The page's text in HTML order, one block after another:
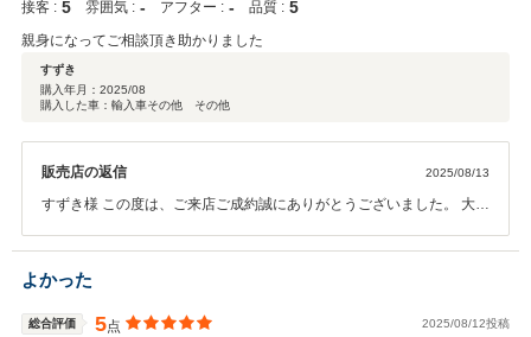
接客 : 5 雰囲気 : ‐ アフター : ‐ 品質 : 5
親身になってご相談頂き助かりました
すずき
購入年月： 2025/08
購入した車：輸入車その他 その他
販売店の返信 2025/08/13
すずき様 この度は、ご来店ご成約誠にありがとうございました。 大事
是非楽しんでください！！ 宜しくお願い致します。 ガリバー長岡店
松前
よかった
総合評価 5点 2025/08/12投稿